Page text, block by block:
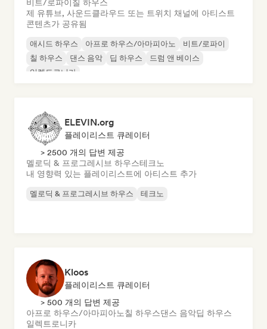
비트/로파이 칠 하우스
제 유튜브, 사운드클라우드 또는 트위치 채널에 아티스트
콘텐츠가 공유됨
애시드 하우스 아프로 하우스/아마피아노
비트/로파이
칠 하우스
댄스 음악 딥 하우스
드럼 앤 베이스
일렉트로니카
ELEVIN.org
플레이리스트 큐레이터
> 2500 개의 답변 제공
멜로딕 & 프로그레시브 하우스테크노
내 영향력 있는 플레이리스트에 아티스트 추가
멜로딕 & 프로그레시브 하우스 테크노
Kloos
플레이리스트 큐레이터
> 500 개의 답변 제공
아프로 하우스/아마피아노칠 하우스댄스 음악딥 하우스
일렉트로니카